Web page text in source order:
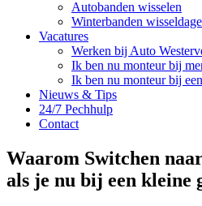
Autobanden wisselen
Winterbanden
Vacatures
Werken bij Auto
Ik ben nu monteur bij
Ik ben nu monteur bij
Nieuws & Tips
24/7 Pechhulp
Contact
Waarom Switchen
als je nu bij een kleine